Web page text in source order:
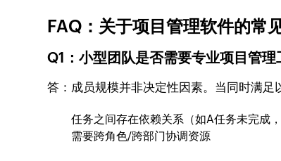
FAQ：关于项目管理软件的常
Q1：小型团队是否需要专业项目管理
答：成员规模并非决定性因素。当同时满足
任务之间存在依赖关系（如A任务未完成，
需要跨角色/跨部门协调资源